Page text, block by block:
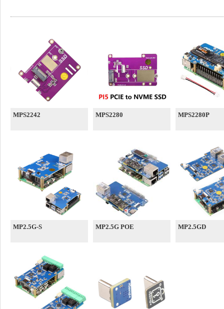
MPS2242 MPS2280 MPS2280P
MP2.5G-S MP2.5G POE MP2.5GD